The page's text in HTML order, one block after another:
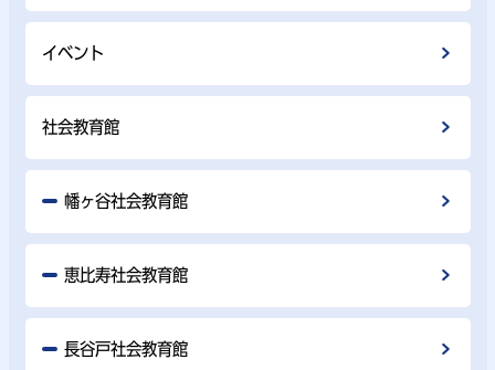
イベント
社会教育館
幡ヶ谷社会教育館
恵比寿社会教育館
長谷戸社会教育館